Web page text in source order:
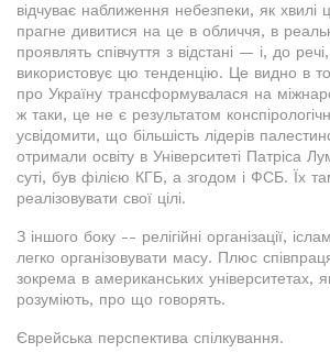
відчуває наближення небезпеки, як хвилі
прагне дивитися на це в обличчя, в
проявлять співчуття з відстані — і, до
використовує цю тенденцію. Це видно в
про Україну трансформувалася на
ж таки, це не є результатом
усвідомити, що більшість лідерів
отримали освіту в Університеті Патріса
суті, був філією КГБ, а згодом і ФСБ. Їх
реалізовувати свої цілі.
З іншого боку -- релігійні організації,
легко організовувати масу. Плюс
зокрема в американських університетах,
розуміють, про що говорять.
Єврейська перспектива спілкування.